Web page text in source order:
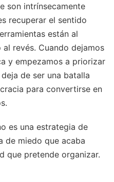
son intrínsecamente
recuperar el sentido
están al
revés. Cuando dejamos
y empezamos a priorizar
de ser una batalla
para convertirse en
es una estrategia de
de miedo que acaba
que pretende organizar.